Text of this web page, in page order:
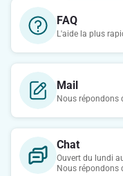
FAQ
L'aide la plus
Mail
Nous répondons
Chat
Ouvert du lundi
Nous répondons